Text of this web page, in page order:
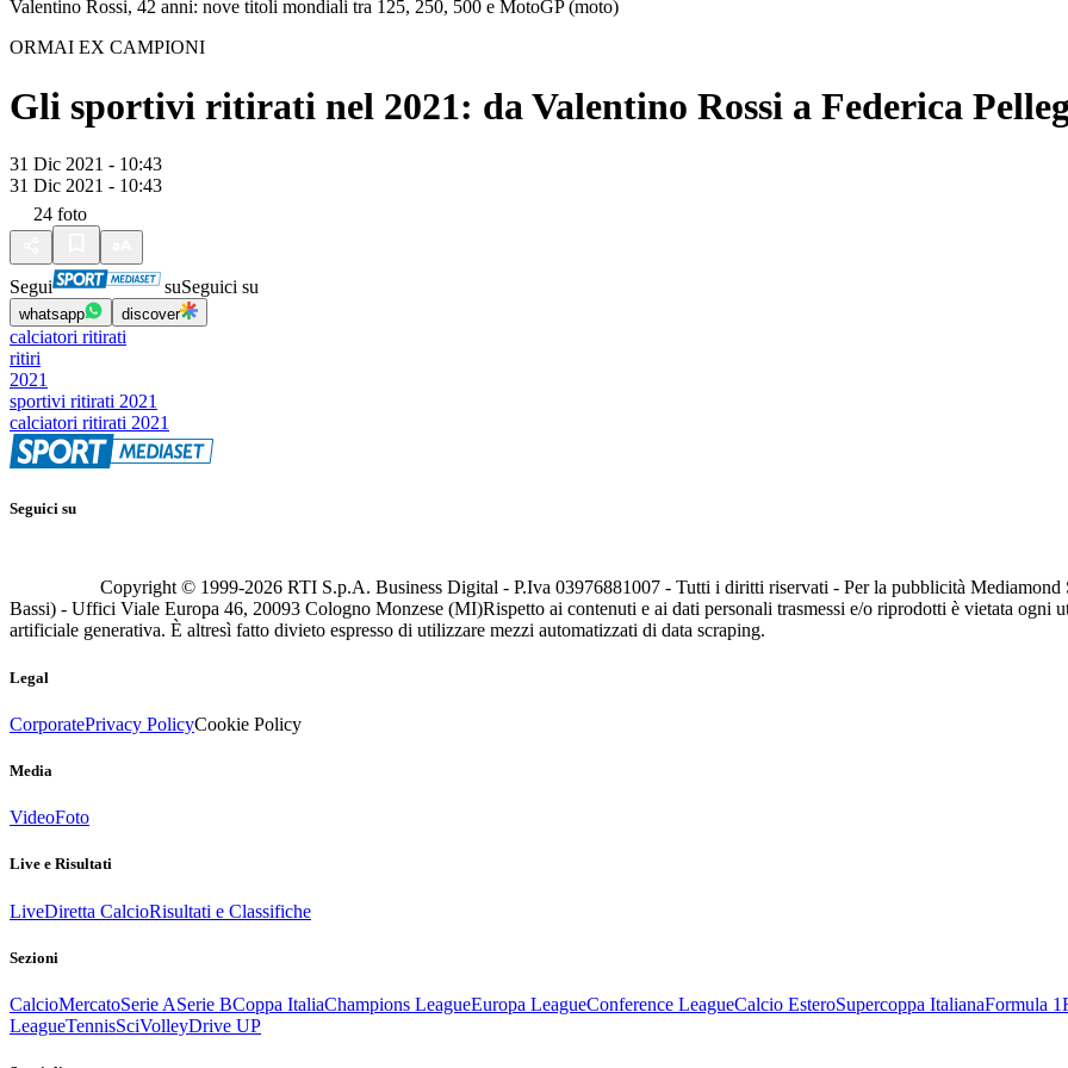
Valentino Rossi, 42 anni: nove titoli mondiali tra 125, 250, 500 e MotoGP (moto)
ORMAI EX CAMPIONI
Gli sportivi ritirati nel 2021: da Valentino Rossi a Federica
31 Dic 2021 - 10:43
31 Dic 2021 - 10:43
24 foto
Segui suSeguici su
whatsapp discover
calciatori ritirati
ritiri
2021
sportivi ritirati 2021
calciatori ritirati 2021
Seguici su
Copyright © 1999-2026 RTI S.p.A. Business Digital - P.Iva 03976881007 - Tutti i diritti riservati - Per la pubblicità
Bassi) - Uffici Viale Europa 46, 20093 Cologno Monzese (MI)Rispetto ai contenuti e ai dati personali trasmessi e/o riprodotti è vietata ogni
artificiale generativa. È altresì fatto divieto espresso di utilizzare mezzi automatizzati di data scraping.
Legal
CorporatePrivacy PolicyCookie Policy
Media
VideoFoto
Live e Risultati
LiveDiretta CalcioRisultati e Classifiche
Sezioni
CalcioMercatoSerie ASerie BCoppa ItaliaChampions LeagueEuropa LeagueConference LeagueCalcio EsteroSupercoppa ItalianaFormula 1
LeagueTennisSciVolleyDrive UP